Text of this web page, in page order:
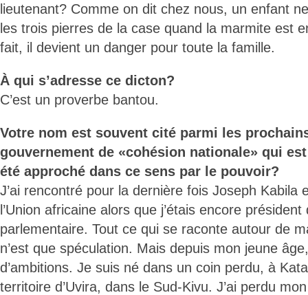
lieutenant? Comme on dit chez nous, un enfant
les trois pierres de la case quand la marmite est
fait, il devient un danger pour toute la famille.
À qui s’adresse ce dicton?
C’est un proverbe bantou.
Votre nom est souvent cité parmi les
gouvernement de «cohésion nationale» qui
été approché dans ce sens par le pouvoir?
J’ai rencontré pour la dernière fois Joseph Kabila
l’Union africaine alors que j’étais encore
parlementaire. Tout ce qui se raconte autour de
n’est que spéculation. Mais depuis mon jeune
d’ambitions. Je suis né dans un coin perdu, à
territoire d’Uvira, dans le Sud-Kivu. J’ai perdu